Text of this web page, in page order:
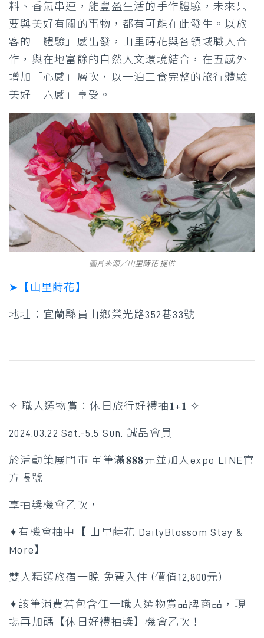
料、香氣串連，能豐盈生活的手作體驗，未來只
要與美好有關的事物，都有可能在此發生。以旅
客的「體驗」感出發，山里蒔花與各領域職人合
作，與在地富餘的自然人文環境結合，在五感外
增加「心感」層次，以一泊三食完整的旅行體驗
美好「六感」享受。
圖片來源／山里蒔花 提供
➤【山里蒔花】
地址：宜蘭縣員山鄉榮光路352巷33號
✧ 職人選物賞：休日旅行好禮抽𝟏+𝟏 ✧
2024.03.22 Sat.-5.5 Sun. 誠品會員
於活動策展門市 單筆滿𝟖𝟖𝟖元並加入expo LINE官
方帳號
享抽獎機會乙次，
✦有機會抽中【 山里蒔花 DailyBlossom Stay &
More】
雙人精選旅宿一晚 免費入住 (價值12,800元)
✦該筆消費若包含任一職人選物賞品牌商品，現
場再加碼【休日好禮抽獎】機會乙次！